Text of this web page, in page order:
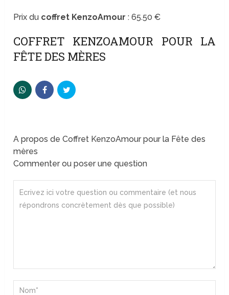
Prix du coffret KenzoAmour : 65.50 €
COFFRET KENZOAMOUR POUR LA
FÊTE DES MÈRES
A propos de Coffret KenzoAmour pour la Fête des
mères
Commenter ou poser une question